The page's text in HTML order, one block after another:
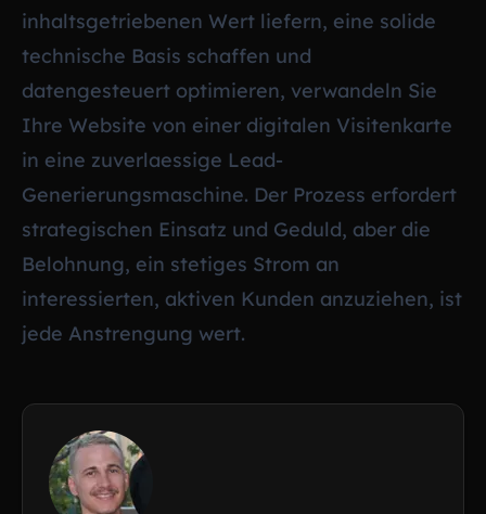
inhaltsgetriebenen Wert liefern, eine solide
technische Basis schaffen und
datengesteuert optimieren, verwandeln Sie
Ihre Website von einer digitalen Visitenkarte
in eine zuverlaessige Lead-
Generierungsmaschine. Der Prozess erfordert
strategischen Einsatz und Geduld, aber die
Belohnung, ein stetiges Strom an
interessierten, aktiven Kunden anzuziehen, ist
jede Anstrengung wert.